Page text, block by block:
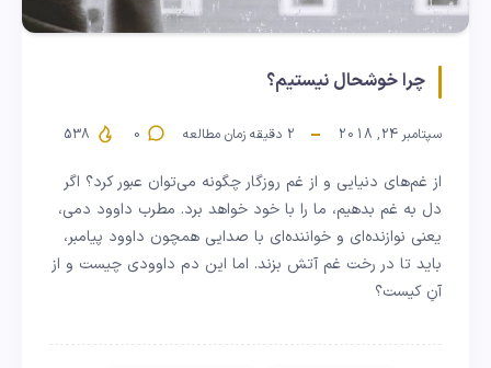
چرا خوشحال نیستیم؟
سپتامبر 24, 2018 2 دقیقه زمان مطالعه 0
از غم‌های دنیایی و از غم روزگار چگونه می‌توان عبور کرد؟ اگر
دل به غم بدهیم، ما را با خود خواهد برد. مطرب داوود دمی،
یعنی نوازنده‌ای و خواننده‌ای با صدایی همچون داوود پیامبر،
باید تا در رخت غم آتش بزند. اما این دم داوودی چیست و از
آنِ کیست؟